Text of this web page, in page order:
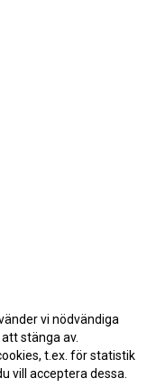
vi nödvändiga
stänga av.
t.ex. för statistik
vill acceptera dessa.